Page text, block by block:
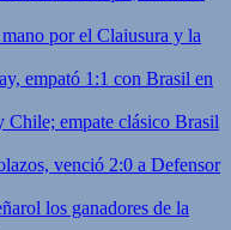
por el Claiusura y la
empató 1:1 con Brasil en
empate clásico Brasil
venció 2:0 a Defensor
los ganadores de la